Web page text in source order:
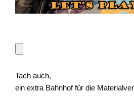
Tach auch,
ein extra Bahnhof für die